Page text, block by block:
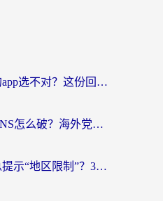
海外看国内电视剧的app选不对？这份回国加速器避坑指南帮你流畅追剧
喜马拉雅地区限制DNS怎么破？海外党听国内音乐听书的终极解决方案
在海外听喜马拉雅总提示“地区限制”？3步轻松解除+听国内音乐全攻略